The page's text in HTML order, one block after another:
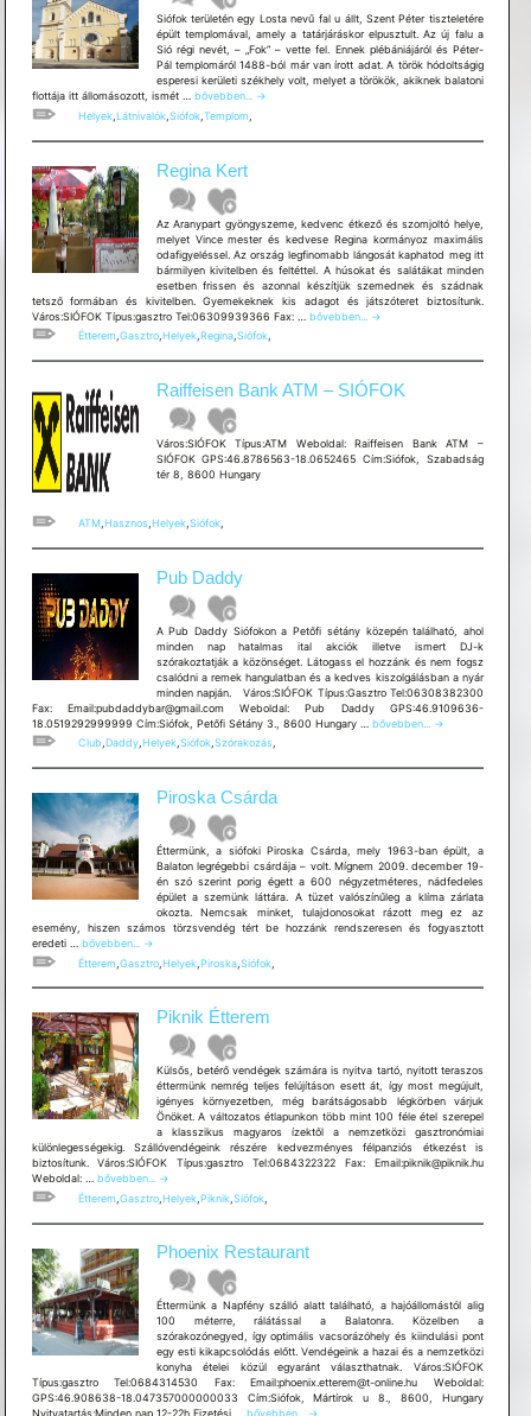
Siófok területén egy Losta nevű fal u állt, Szent Péter tiszteletére
épült templomával, amely a tatárjáráskor elpusztult. Az új falu a
Sió régi nevét, – „Fok” – vette fel. Ennek plébániájáról és Péter-
Pál templomáról 1488-ból már van írott adat. A török hódoltságig
esperesi kerületi székhely volt, melyet a törökök, akiknek balatoni
flottája itt állomásozott, ismét … Sarlós
Boldogasszony
Plébániatemplom
bővebben... →
Helyek, Látnivalók, Siófok, Templom
Regina Kert
Az Aranypart gyöngyszeme, kedvenc étkező és szomjoltó helye,
melyet Vince mester és kedvese Regina kormányoz maximális
odafigyeléssel. Az ország legfinomabb lángosát kaphatod meg itt
bármilyen kivitelben és feltéttel. A húsokat és salátákat minden
esetben frissen és azonnal készítjük szemednek és szádnak
tetsző formában és kivitelben. Gyemekeknek kis adagot és játszóteret biztosítunk.
Város:SIÓFOK Típus:gasztro Tel:06309939366 Fax: … Regina
bővebben...
→
Étterem,Gasztro,Helyek,Regina,Siófok,
Raiffeisen Bank ATM – SIÓFOK
Város:SIÓFOK Típus:ATM Weboldal: Raiffeisen Bank ATM –
SIÓFOK GPS:46.8786563-18.0652465 Cím:Siófok, Szabadság
tér 8, 8600 Hungary
ATM, Hasznos, Helyek, Siófok,
Pub Daddy
A Pub Daddy Siófokon a Petőfi sétány közepén található, ahol
minden nap hatalmas ital akciók illetve ismert DJ-k
szórakoztatják a közönséget. Látogass el hozzánk és nem fogsz
csalódni a remek hangulatban és a kedves kiszolgálásban a nyár
minden napján. Város:SIÓFOK Típus:Gasztro Tel:06308382300
Fax: Email:pubdaddybar@gmail.com Weboldal: Pub Daddy GPS:46.9109636-
18.0519292999999 Cím:Siófok, Petőfi Sétány 3., 8600 Hungary … Pub
bővebben...
→
Club,Daddy,Helyek,Siófok,Szórakozás,
Piroska Csárda
Éttermünk, a siófoki Piroska Csárda, mely 1963-ban épült, a
Balaton legrégebbi csárdája – volt. Mígnem 2009. december 19-
én szó szerint porig égett a 600 négyzetméteres, nádfedeles
épület a szemünk láttára. A tüzet valószínűleg a klíma zárlata
okozta. Nemcsak minket, tulajdonosokat rázott meg ez az
esemény, hiszen számos törzsvendég tért be hozzánk rendszeresen és fogyasztott
eredeti … Piroska
Csárda
bővebben...
→
Étterem Gasztro, Helyek, Piroska, Siófok,
Piknik Étterem
Külsős, betérő vendégek számára is nyitva tartó, nyitott teraszos
éttermünk nemrég teljes felújításon esett át, így most megújult,
igényes környezetben, még barátságosabb légkörben várjuk
Önöket. A változatos étlapunkon több mint 100 féle étel szerepel
a klasszikus magyaros ízektől a nemzetközi gasztronómiai
különlegességekig. Szállóvendégeink részére kedvezményes félpanziós étkezést is
biztosítunk. Város:SIÓFOK Típus:gasztro Tel:0684322322 Fax: Email:piknik@piknik.hu
Weboldal: … Piknik
Étterem
bővebben...
→
Étterem Gasztro, Helyek, Piknik, Siófok,
Phoenix Restaurant
Éttermünk a Napfény szálló alatt található, a hajóállomástól alig
100 méterre, rálátással a Balatonra. Közelben a
szórakozónegyed, így optimális vacsorázóhely és kiindulási pont
egy esti kikapcsolódás előtt. Vendégeink a hazai és a nemzetközi
konyha ételei közül egyaránt választhatnak. Város:SIÓFOK
Típus:gasztro Tel:0684314530 Fax: Email:phoenix.etterem@t-online.hu Weboldal:
GPS:46.908638-18.047357000000033 Cím:Siófok, Mártírok u 8., 8600, Hungary
Nyitvatartás:Minden nap 12-22h Fizetési … Phoenix
bővebben... →